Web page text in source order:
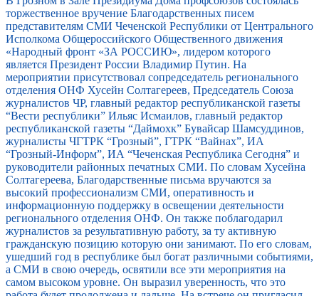
торжественное вручение Благодарственных писем
представителям СМИ Чеченской Республики от Центрального
Исполкома Общероссийского Общественного движения
«Народный фронт «ЗА РОССИЮ», лидером которого
является Президент России Владимир Путин. На
мероприятии присутствовал сопредседатель регионального
отделения ОНФ Хусейн Солтагереев, Председатель Союза
журналистов ЧР, главный редактор республиканской газеты
“Вести республики” Ильяс Исмаилов, главный редактор
республиканской газеты “Даймохк” Бувайсар Шамсуддинов,
журналисты ЧГТРК “Грозный”, ГТРК “Вайнах”, ИА
“Грозный-Информ”, ИА “Чеченская Республика Сегодня” и
руководители районных печатных СМИ. По словам Хусейна
Солтагереева, Благодарственные письма вручаются за
высокий профессионализм СМИ, оперативность и
информационную поддержку в освещении деятельности
регионального отделения ОНФ. Он также поблагодарил
журналистов за результативную работу, за ту активную
гражданскую позицию которую они занимают. По его словам,
ушедший год в республике был богат различными событиями,
а СМИ в свою очередь, освятили все эти мероприятия на
самом высоком уровне. Он выразил уверенность, что это